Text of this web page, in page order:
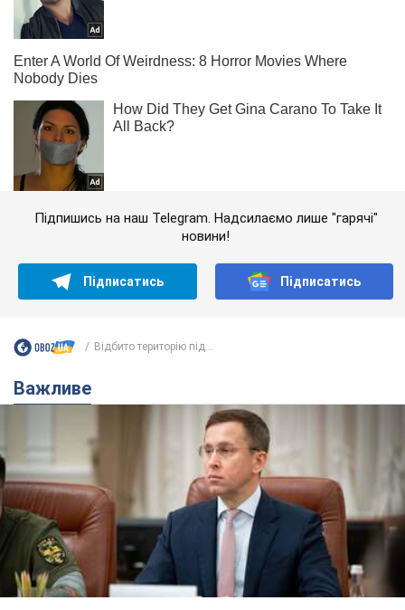
Підпишись на наш Telegram. Надсилаємо лише "гарячі"
новини!
Підписатись Підписатись
Відбито територію під...
Важливе